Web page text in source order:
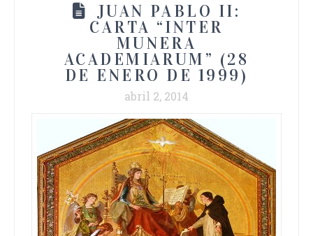
JUAN PABLO II:
CARTA “INTER
MUNERA
ACADEMIARUM” (28
DE ENERO DE 1999)
abril 2, 2014